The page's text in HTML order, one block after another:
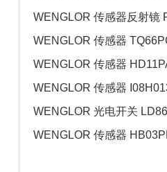
WENGLOR 传感器反射镜
WENGLOR 传感器
WENGLOR 传感器
WENGLOR 传感器
WENGLOR 光电开关
WENGLOR 传感器